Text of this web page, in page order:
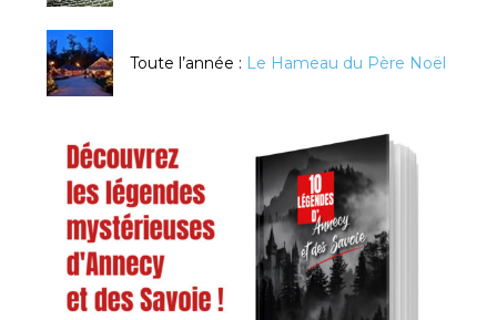
Toute l’année : Le Hameau du Père Noël